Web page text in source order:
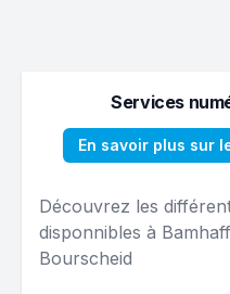
Services
En savoir plus sur
Découvrez les
disponnibles à
Bourscheid